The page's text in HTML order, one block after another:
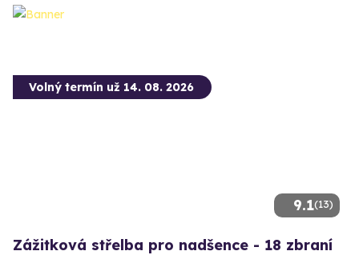
9.1(13)
Volný termín už 14. 08. 2026
Zážitková střelba pro nadšence - 18 zbraní